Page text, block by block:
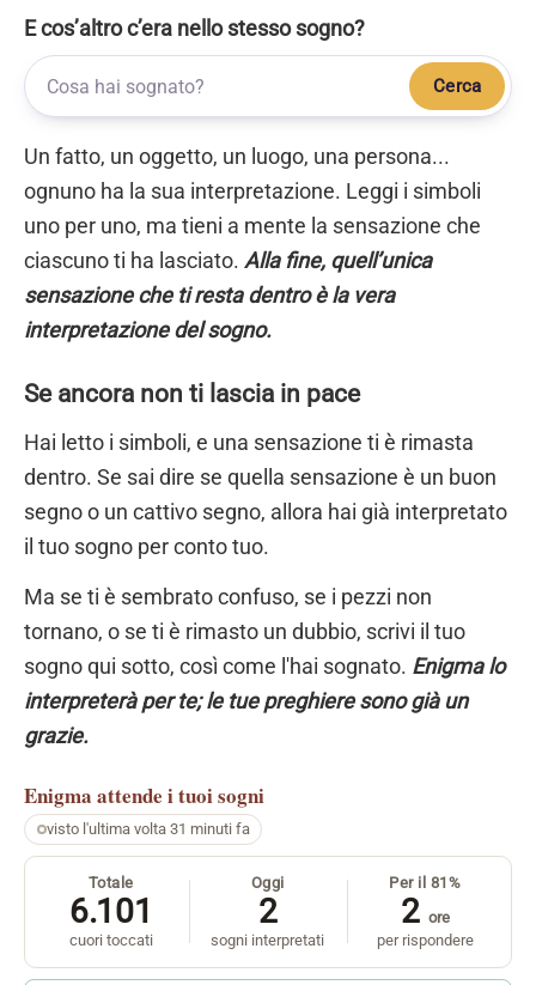
E cos’altro c’era nello stesso sogno?
Cerca
Un fatto, un oggetto, un luogo, una persona...
ognuno ha la sua interpretazione. Leggi i simboli
uno per uno, ma tieni a mente la sensazione che
ciascuno ti ha lasciato. Alla fine, quell’unica
sensazione che ti resta dentro è la vera
interpretazione del sogno.
Se ancora non ti lascia in pace
Hai letto i simboli, e una sensazione ti è rimasta
dentro. Se sai dire se quella sensazione è un buon
segno o un cattivo segno, allora hai già interpretato
il tuo sogno per conto tuo.
Ma se ti è sembrato confuso, se i pezzi non
tornano, o se ti è rimasto un dubbio, scrivi il tuo
sogno qui sotto, così come l'hai sognato. Enigma lo
interpreterà per te; le tue preghiere sono già un
grazie.
Enigma attende i tuoi sogni
visto l'ultima volta 31 minuti fa
Totale
6.101
cuori toccati
Oggi
2
sogni interpretati
Per il 81%
2 ore
per rispondere